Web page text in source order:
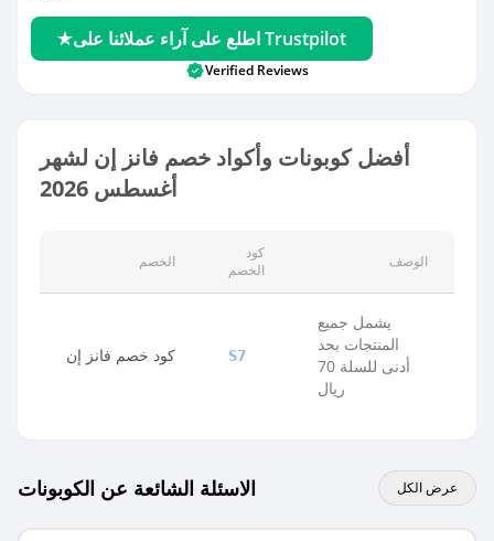
اطلع على آراء عملائنا على Trustpilot
Verified Reviews
أفضل كوبونات وأكواد خصم فانز إن لشهر
أغسطس 2026
الخصم
كود
الخصم
الوصف
كود خصم فانز إن S7
يشمل جميع
المنتجات بحد
أدنى للسلة 70
ريال
الاسئلة الشائعة عن الكوبونات عرض الكل